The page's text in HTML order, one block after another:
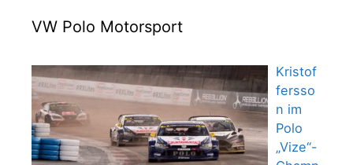
VW Polo Motorsport
Kristof
fersso
n im
Polo
„Vize“-